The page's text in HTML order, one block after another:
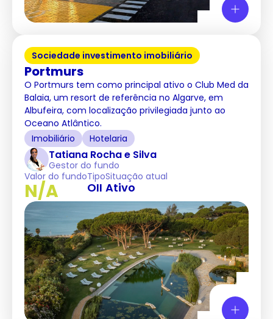
Sociedade investimento imobiliário
Portmurs
O Portmurs tem como principal ativo o Club Med da
Balaia, um resort de referência no Algarve, em
Albufeira, com localização privilegiada junto ao
Oceano Atlântico.
Imobiliário
Hotelaria
Tatiana Rocha e Silva
Gestor do fundo
Valor do fundo
N/A
Tipo
OII
Situação atual
Ativo